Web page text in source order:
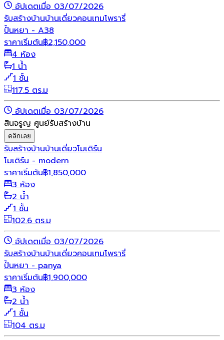
อัปเดตเมื่อ 03/07/2026
รับสร้างบ้านบ้านเดี่ยวคอนเทมโพรารี่
ปั้นหยา - A38
ราคาเริ่มต้น฿2,150,000
4 ห้อง
1 น้ำ
1 ชั้น
117.5 ตร.ม
อัปเดตเมื่อ 03/07/2026
สินจรูญ ศูนย์รับสร้างบ้าน
คลิกเลย
รับสร้างบ้านบ้านเดี่ยวโมเดิร์น
โมเดิร์น - modern
ราคาเริ่มต้น฿1,850,000
3 ห้อง
2 น้ำ
1 ชั้น
102.6 ตร.ม
อัปเดตเมื่อ 03/07/2026
รับสร้างบ้านบ้านเดี่ยวคอนเทมโพรารี่
ปั้นหยา - panya
ราคาเริ่มต้น฿1,900,000
3 ห้อง
2 น้ำ
1 ชั้น
104 ตร.ม